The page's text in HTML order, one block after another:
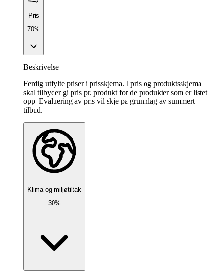
Pris
70%
Beskrivelse
Ferdig utfylte priser i prisskjema. I pris og produktsskjema
skal tilbyder gi pris pr. produkt for de produkter som er listet
opp. Evaluering av pris vil skje på grunnlag av summert
tilbud.
Klima og miljøtiltak
30%